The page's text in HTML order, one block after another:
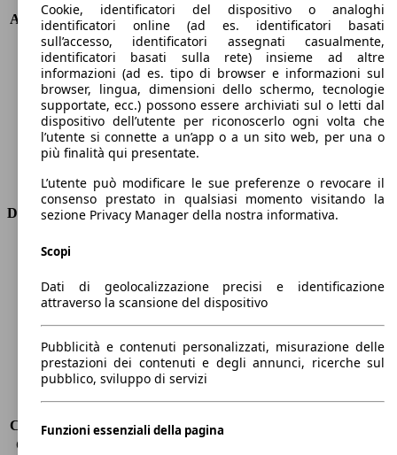
Accelerazione (0-100 km/h)
7.4s
Velocità massima (km/h)
219 km/h
Numero di marce
8
Coppia
550 nm
Cilindrata
3283 ccm
Carburante
Elettrica/Diesel
Cilindri
6
Trasmissione
Automatico
Tipo di trazione
Integrale
Dimensioni
Lunghezza
Larghezza
1890 mm
Passo
2870 mm
Peso massimo
-
Carico massimo
-
Porte
5
Sedili
5
Carico sul tetto
-
Capacità di traino (senza freni) -
Capacità di traino (con freni)
Cookie, identificatori del dispositivo o analoghi
identificatori online (ad es. identificatori basati
sull’accesso, identificatori assegnati casualmente,
identificatori basati sulla rete) insieme ad altre
informazioni (ad es. tipo di browser e informazioni sul
browser, lingua, dimensioni dello schermo, tecnologie
supportate, ecc.) possono essere archiviati sul o letti dal
dispositivo dell’utente per riconoscerlo ogni volta che
l’utente si connette a un’app o a un sito web, per una o
più finalità qui presentate.
L’utente può modificare le sue preferenze o revocare il
consenso prestato in qualsiasi momento visitando la
sezione Privacy Manager della nostra informativa.
Scopi
Dati di geolocalizzazione precisi e identificazione
attraverso la scansione del dispositivo
Pubblicità e contenuti personalizzati, misurazione delle
prestazioni dei contenuti e degli annunci, ricerche sul
pubblico, sviluppo di servizi
Funzioni essenziali della pagina